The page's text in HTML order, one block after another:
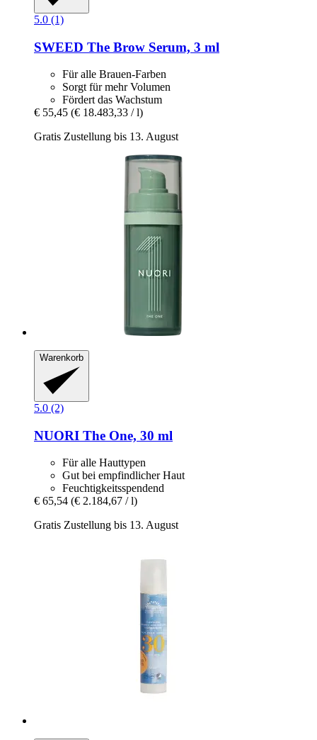
5.0 (1)
SWEED The Brow Serum, 3 ml
Für alle Brauen-Farben
Sorgt für mehr Volumen
Fördert das Wachstum
€ 55,45 (€ 18.483,33 / l)
Gratis Zustellung bis 13. August
Warenkorb
5.0 (2)
NUORI The One, 30 ml
Für alle Hauttypen
Gut bei empfindlicher Haut
Feuchtigkeitsspendend
€ 65,54 (€ 2.184,67 / l)
Gratis Zustellung bis 13. August